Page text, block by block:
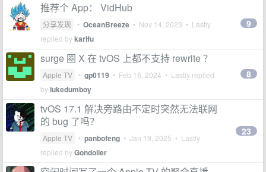
推荐个 App： VidHub
分享发现 • OceanBreeze • Nov 14, 2023 • Lastly
replied bykarlfu
9
surge 圈 X 在 tvOS 上都不支持 rewrite ？
Apple TV • gp0119 • Feb 16, 2024 • Lastly replied
bylukedumboy
8
tvOS 17.1 解决旁路由不定时突然无法联网
的 bug 了吗？
Apple TV • panbofeng • Jan 19, 2025 • Lastly
replied byGondolier
23